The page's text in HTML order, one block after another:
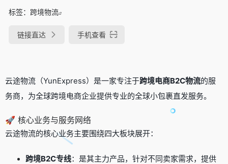
标签： 跨境物流
链接直达 手机查看
云途物流（YunExpress）是一家专注于跨境电商B2C物流的服
务商，为全球跨境电商企业提供专业的全球小包裹直发服务。
🚀 核心业务与服务网络
云途物流的核心业务主要围绕四大板块展开：
跨境B2C专线：是其主力产品，针对不同卖家需求，提供